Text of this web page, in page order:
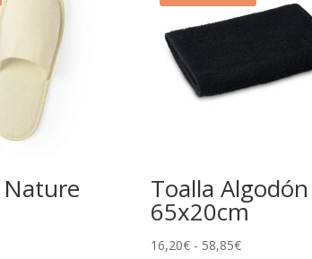
Toalla Algodón
65x20cm
16,20€ - 58,85€Rango